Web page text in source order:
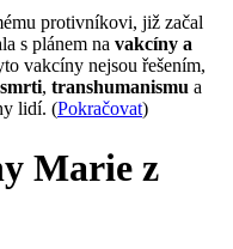
protivníkovi, již začal
s plánem na vakcíny a
vakcíny nejsou řešením,
smrti, transhumanismu a
lidí. (Pokračovat)
Marie z